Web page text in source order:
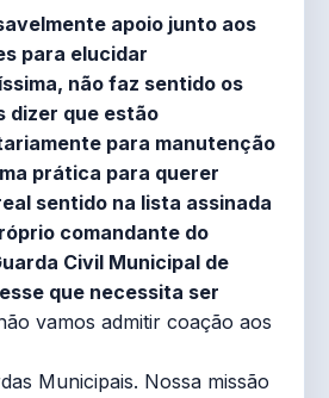
apoio junto aos
para elucidar
não faz sentido os
dizer que estão
para manutenção
prática para querer
sentido na lista assinada
comandante do
Civil Municipal de
que necessita ser
vamos admitir coação aos
Municipais. Nossa missão